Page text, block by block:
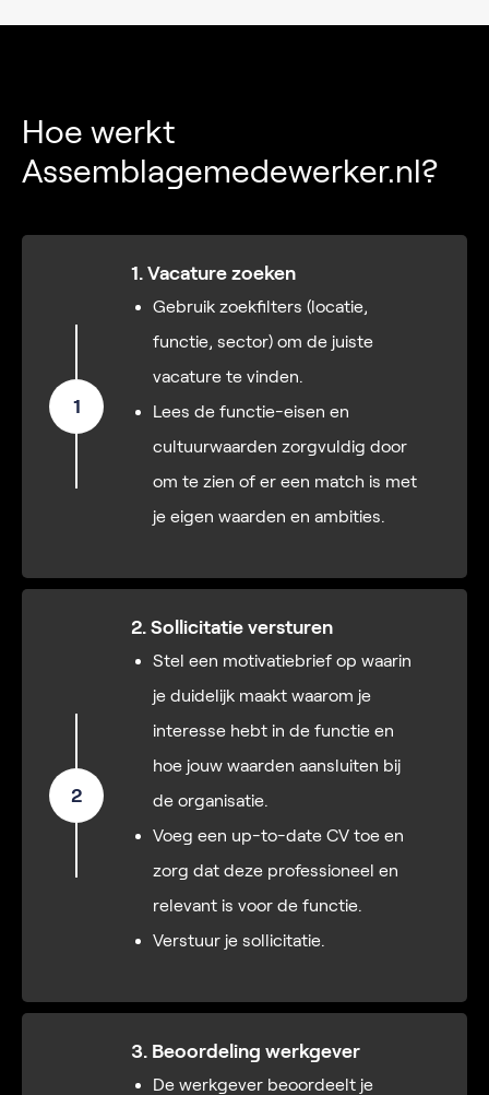
Hoe werkt
Assemblagemedewerker.nl?
1
1. Vacature zoeken
Gebruik zoekfilters (locatie,
functie, sector) om de juiste
vacature te vinden.
Lees de functie-eisen en
cultuurwaarden zorgvuldig door
om te zien of er een match is met
je eigen waarden en ambities.
2
2. Sollicitatie versturen
Stel een motivatiebrief op waarin
je duidelijk maakt waarom je
interesse hebt in de functie en
hoe jouw waarden aansluiten bij
de organisatie.
Voeg een up-to-date CV toe en
zorg dat deze professioneel en
relevant is voor de functie.
Verstuur je sollicitatie.
3. Beoordeling werkgever
De werkgever beoordeelt je